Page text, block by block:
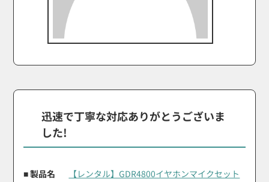
迅速で丁寧な対応ありがとうございま
した!
■ 製品名 【レンタル】GDR4800イヤホンマイクセット